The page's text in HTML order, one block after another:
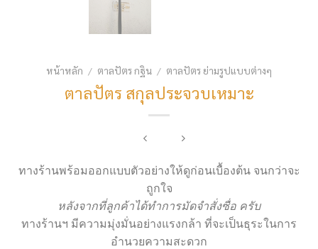
หน้าหลัก / ตาลปัตร กฐิน / ตาลปัตร ย่ามรูปแบบต่างๆ
ตาลปัตร สกุลประจวบเหมาะ
ทางร้านพร้อมออกแบบตัวอย่างให้ดูก่อนเบื้องต้น จนกว่าจะ
ถูกใจ
หลังจากที่ลูกค้าได้ทำการมัดจำสั่งซื่อ ครับ
ทางร้านฯ มีความมุ่งมั่นอย่างแรงกล้า ที่จะเป็นธุระในการ
อำนวยความสะดวก